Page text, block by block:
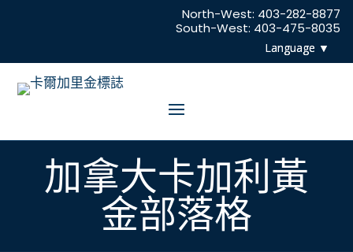
North-West: 403-282-8877
South-West: 403-475-8035
加拿大卡加利黃
金部落格